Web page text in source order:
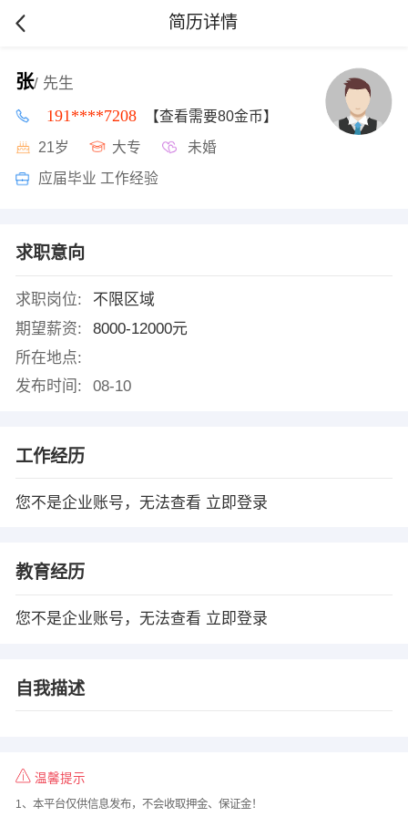
简历详情
张/ 先生
191****7208 【查看需要80金币】
21岁 大专 未婚
应届毕业 工作经验
求职意向
求职岗位:
不限区域
期望薪资:
8000-12000元
所在地点:
发布时间:
08-10
工作经历
您不是企业账号，无法查看 立即登录
教育经历
您不是企业账号，无法查看 立即登录
自我描述
温馨提示
1、本平台仅供信息发布，不会收取押金、保证金！